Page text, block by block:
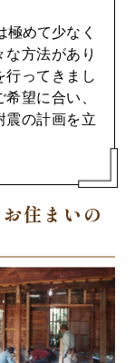
極めて少なく
な方法があり
行ってきまし
望に合い、
震の計画を立
住まいの